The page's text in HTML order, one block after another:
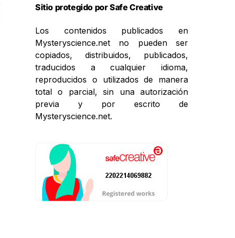
Sitio protegido por Safe Creative
Los contenidos publicados en
Mysteryscience.net no pueden ser
copiados, distribuidos, publicados,
traducidos a cualquier idioma,
reproducidos o utilizados de manera
total o parcial, sin una autorización
previa y por escrito de
Mysteryscience.net.